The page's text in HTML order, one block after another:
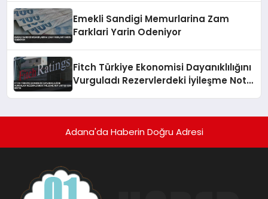
Emekli Sandigi Memurlarina Zam
Farklari Yarin Odeniyor
Fitch Türkiye Ekonomisi Dayanıklılığını
Vurguladı Rezervlerdeki İyileşme Not
Adana'da Haberin Doğru Adresi